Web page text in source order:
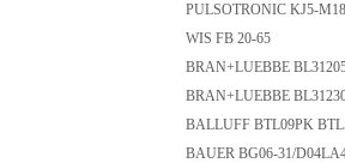
PULSOTRONIC KJ5-
WIS FB 20-65
BRAN+LUEBBE
BRAN+LUEBBE
BALLUFF BTL09PK
BAUER BG06-31/